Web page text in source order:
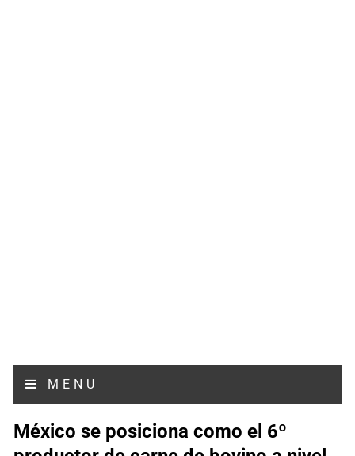
MENU
México se posiciona como el 6º